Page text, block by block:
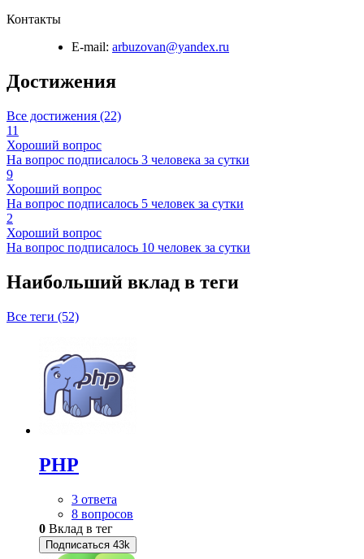
Контакты
E-mail: arbuzovan@yandex.ru
Достижения
Все достижения (22)
11
Хороший вопрос
На вопрос подписалось 3 человека за сутки
9
Хороший вопрос
На вопрос подписалось 5 человек за сутки
2
Хороший вопрос
На вопрос подписалось 10 человек за сутки
Наибольший вклад в теги
Все теги (52)
PHP
3 ответа
8 вопросов
0 Вклад в тег
Подписаться 43k